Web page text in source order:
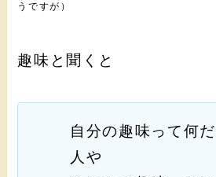
うですが）
趣味と聞くと
自分の趣味って何
人や